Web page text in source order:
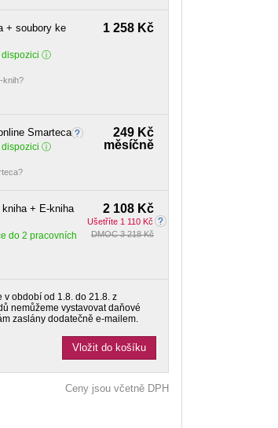
1 258 Kč
+ soubory ke
dispozici
knih?
249 Kč
měsíčně
Smarteca
dispozici
2 108 Kč
Ušetříte 1 110 Kč
DMOC 3 218 Kč
kniha + E-kniha
do 2 pracovních
v období od 1.8. do 21.8. z
nemůžeme vystavovat daňové
zaslány dodatečně e-mailem.
Vložit do košíku
Ceny jsou včetně DPH